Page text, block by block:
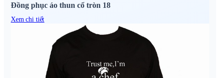
Đồng phục áo thun cổ tròn 18
Xem chi tiết